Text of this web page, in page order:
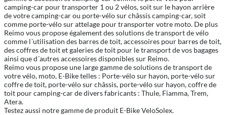
camping-car pour transporter 1 ou 2 vélos, soit sur le hayon arrière
de votre camping-car ou porte-vélo sur châssis camping-car, soit
comme porte-vélo sur attelage pour transporter votre moto. De plus
Reimo vous propose également des solutions de transport de vélo
comme l´utilisation des barres de toit, accessoires pour barres de toit,
des coffres de toit et galeries de toit pour le transport de vos bagages
ainsi que d´autres accessoires disponibles sur Reimo.
Reimo vous propose une large gamme de solutions de transport de
votre vélo, moto, E-Bike telles : Porte-vélo sur hayon, porte-vélo sur
coffre de toit, porte-vélo sur châssis, porte-vélo sur hayon, coffre de
toit pour camping-car de divers fabricants : Thule, Fiamma, Trem,
Atera.
Testez aussi notre gamme de produit E-Bike VeloSolex.